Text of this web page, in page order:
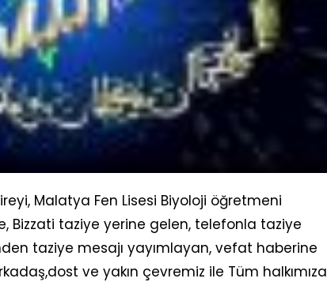
Malatya Fen Lisesi Biyoloji öğretmeni
Bizzati taziye yerine gelen, telefonla taziye
taziye mesajı yayımlayan, vefat haberine
ve yakın çevremiz ile Tüm halkımıza